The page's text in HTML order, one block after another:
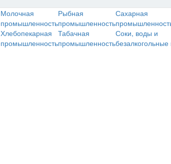
Молочная
промышленность
Рыбная
промышленность
Сахарная
Хлебопекарная
промышленность
Табачная
промышленность
Соки, воды и
безалкогольные